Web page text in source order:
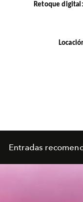
Retoque
Entradas